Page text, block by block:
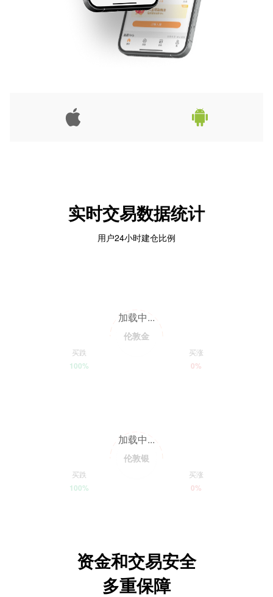
实时交易数据统计
用户24小时建仓比例
加载中...
伦敦金
买跌
100%
买涨
0%
加载中...
伦敦银
买跌
100%
买涨
0%
资金和交易安全
多重保障